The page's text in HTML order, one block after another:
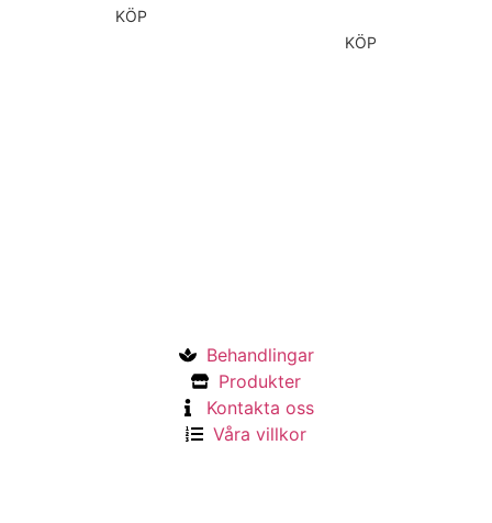
KÖP
KÖP
Behandlingar
Produkter
Kontakta oss
Våra villkor